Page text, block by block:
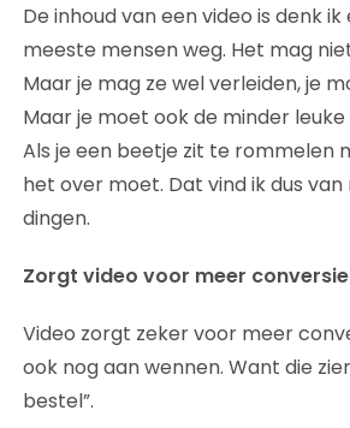
De inhoud van een video is denk
meeste mensen weg. Het mag
Maar je mag ze wel verleiden, je
Maar je moet ook de minder
Als je een beetje zit te rommelen
het over moet. Dat vind ik dus
dingen.
Zorgt video voor meer
Video zorgt zeker voor meer
ook nog aan wennen. Want die
bestel”.